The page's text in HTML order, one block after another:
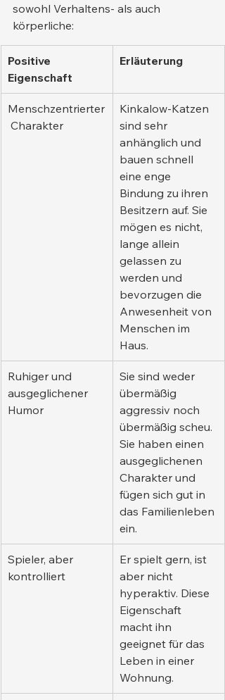
sowohl Verhaltens- als auch
körperliche:
Positive
Eigenschaft
Erläuterung
Menschzentrierter
Charakter
Kinkalow-Katzen
sind sehr
anhänglich und
bauen schnell
eine enge
Bindung zu ihren
Besitzern auf. Sie
mögen es nicht,
lange allein
gelassen zu
werden und
bevorzugen die
Anwesenheit von
Menschen im
Haus.
Ruhiger und
ausgeglichener
Humor
Sie sind weder
übermäßig
aggressiv noch
übermäßig scheu.
Sie haben einen
ausgeglichenen
Charakter und
fügen sich gut in
das Familienleben
ein.
Spieler, aber
kontrolliert
Er spielt gern, ist
aber nicht
hyperaktiv. Diese
Eigenschaft
macht ihn
geeignet für das
Leben in einer
Wohnung.